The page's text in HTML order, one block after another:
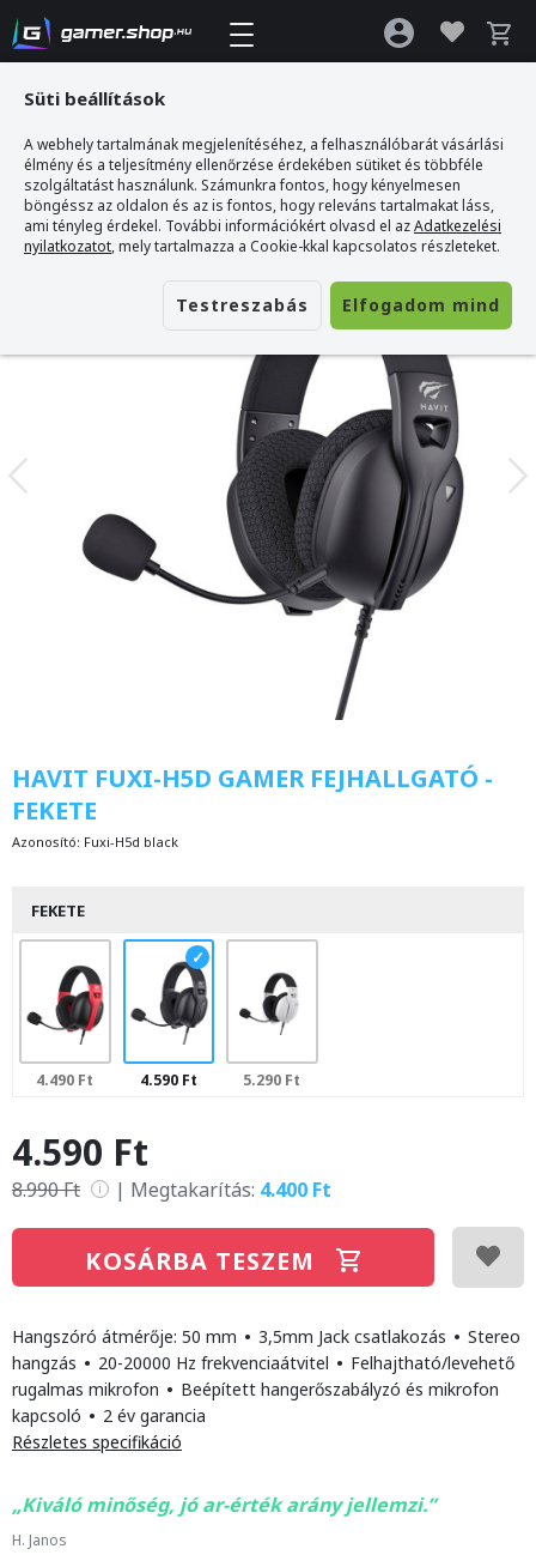
Gamer webshop >Havit Fuxi-H5d Gamer Fejhallgató - Fekete
HAVIT FUXI-H5D GAMER FEJHALLGATÓ -
FEKETE
Azonosító: Fuxi-H5d black
FEKETE
4.490 Ft 4.590 Ft 5.290 Ft
4.590 Ft
8.990 Ft i | Megtakarítás: 4.400 Ft
KOSÁRBA TESZEM
Hangszóró átmérője: 50 mm • 3,5mm Jack csatlakozás • Stereo
hangzás • 20-20000 Hz frekvenciaátvitel • Felhajtható/levehető
rugalmas mikrofon • Beépített hangerőszabályzó és mikrofon
kapcsoló • 2 év garancia
Részletes specifikáció
Kiváló minőség, jó ar-érték arány jellemzi.
H. Janos
Süti beállítások
A webhely tartalmának megjelenítéséhez, a felhasználóbarát vásárlási
élmény és a teljesítmény ellenőrzése érdekében sütiket és többféle
szolgáltatást használunk. Számunkra fontos, hogy kényelmesen
böngéssz az oldalon és az is fontos, hogy releváns tartalmakat láss,
ami tényleg érdekel. További információkért olvasd el azAdatkezelési
nyilatkozatot, mely tartalmazza a Cookie-kkal kapcsolatos részleteket.
Testreszabás Elfogadom mind